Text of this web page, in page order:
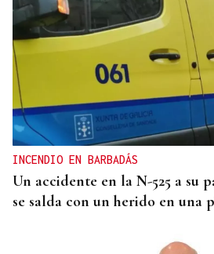
INCENDIO EN BARBADÁS
Un accidente en la N-525 a su
se salda con un herido en una